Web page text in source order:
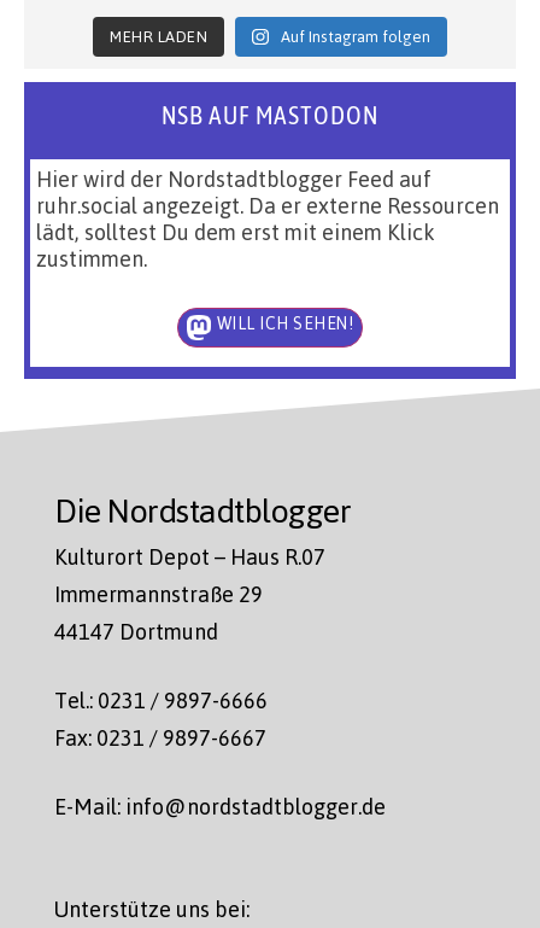
MEHR LADEN Auf Instagram folgen
NSB AUF MASTODON
Hier wird der Nordstadtblogger Feed auf
ruhr.social angezeigt. Da er externe Ressourcen
lädt, solltest Du dem erst mit einem Klick
zustimmen.
WILL ICH SEHEN!
Die Nordstadtblogger
Kulturort Depot – Haus R.07
Immermannstraße 29
44147 Dortmund
Tel.: 0231 / 9897-6666
Fax: 0231 / 9897-6667
E-Mail: info@nordstadtblogger.de
Unterstütze uns bei: